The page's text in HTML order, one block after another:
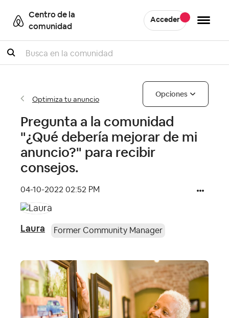
Centro de la
comunidad
Acceder
Buscar
Optimiza tu anuncio
Opciones
Pregunta a la comunidad
"¿Qué debería mejorar de mi
anuncio?" para recibir
consejos.
‎04-10-2022 02:52 PM
Laura Former Community Manager